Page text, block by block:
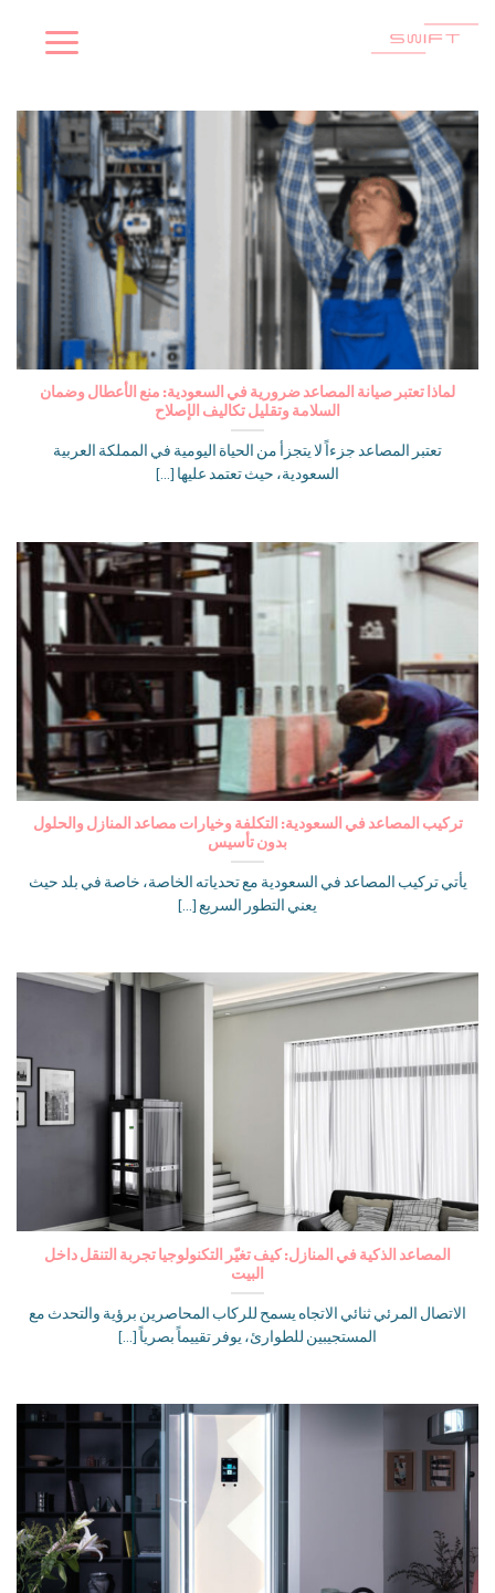
لماذا تعتبر صيانة المصاعد ضرورية في السعودية: منع الأعطال وضمان
السلامة وتقليل تكاليف الإصلاح
تعتبر المصاعد جزءاً لا يتجزأ من الحياة اليومية في المملكة العربية
السعودية، حيث تعتمد عليها [...]
تركيب المصاعد في السعودية: التكلفة وخيارات مصاعد المنازل والحلول
بدون تأسيس
يأتي تركيب المصاعد في السعودية مع تحدياته الخاصة، خاصة في بلد حيث
يعني التطور السريع [...]
المصاعد الذكية في المنازل: كيف تغيّر التكنولوجيا تجربة التنقل داخل
البيت
الاتصال المرئي ثنائي الاتجاه يسمح للركاب المحاصرين برؤية والتحدث مع
المستجيبين للطوارئ، يوفر تقييماً بصرياً [...]